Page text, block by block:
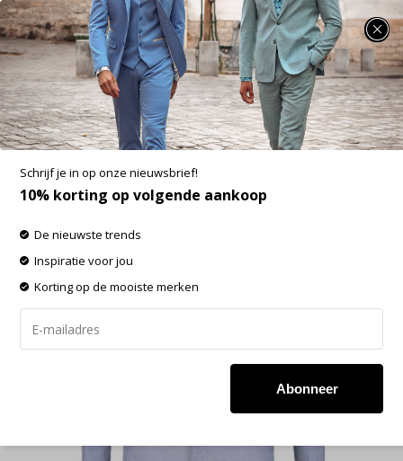
SUMMER SALE: 25% t/m 50% korting op heel veel zomerse items!
Dstrezzed Overhemd Print Bloemen Licht
Blauw (303220 - 625)
Aan verlanglijst toevoegen
Schrijf je in op onze nieuwsbrief!
10% korting op volgende aankoop
De nieuwste trends
Inspiratie voor jou
Korting op de mooiste merken
Abonneer